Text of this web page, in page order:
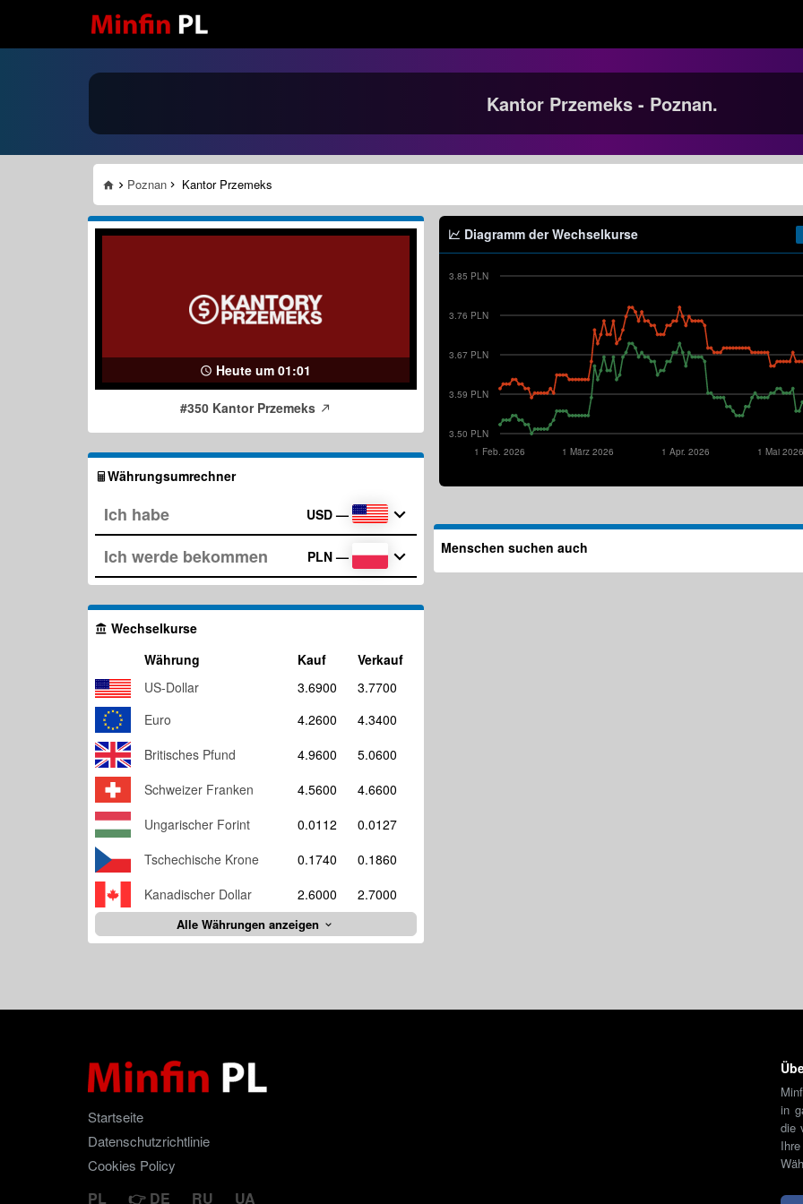
Kantor Przemeks - Poznan.
Poznan Kantor Przemeks
Heute um 01:01
#350 Kantor Przemeks
Währungsumrechner
USD —
PLN —
Wechselkurse
Währung
Kauf
Verkauf
US-Dollar
3.6900
3.7700
Euro
4.2600
4.3400
Britisches Pfund
4.9600
5.0600
Schweizer Franken
4.5600
4.6600
Ungarischer Forint
0.0112
0.0127
Tschechische Krone
0.1740
0.1860
Kanadischer Dollar
2.6000 2.7000
Alle Währungen anzeigen
Diagramm der Wechselkurse
3.50 PLN
3.59 PLN
3.67 PLN
3.76 PLN
3.85 PLN
1 Mai 2026
1 Apr. 2026
1 März 2026
1 Feb. 2026
Menschen suchen auch
Startseite
Datenschutzrichtlinie
Cookies Policy
PL DE RU UA
in
die